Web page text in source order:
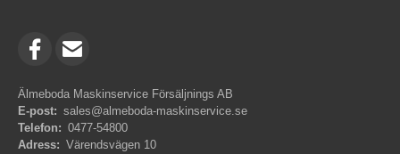
Älmeboda Maskinservice Försäljnings AB
E-post: sales@almeboda-maskinservice.se
Telefon: 0477-54800
Adress: Värendsvägen 10